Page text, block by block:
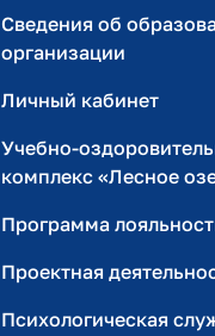
Сведения об
организации
Личный кабинет
Учебно-
комплекс «Лесное
Программа
Проектная
Психологическая